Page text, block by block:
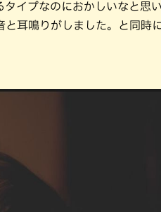
イプなのにおかしいなと思
耳鳴りがしました。と同時